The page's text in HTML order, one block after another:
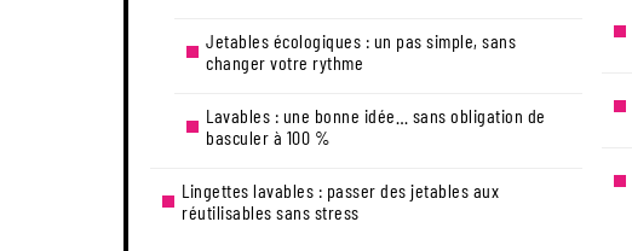
Jetables écologiques : un pas simple, sans
changer votre rythme
Lavables : une bonne idée… sans obligation de
basculer à 100 %
Lingettes lavables : passer des jetables aux
réutilisables sans stress